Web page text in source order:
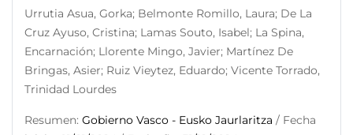
Urrutia Asua, Gorka; Belmonte Romillo, Laura; De La
Cruz Ayuso, Cristina; Lamas Souto, Isabel; La Spina,
Encarnación; Llorente Mingo, Javier; Martínez De
Bringas, Asier; Ruiz Vieytez, Eduardo; Vicente Torrado,
Trinidad Lourdes
Resumen: Gobierno Vasco - Eusko Jaurlaritza / Fecha